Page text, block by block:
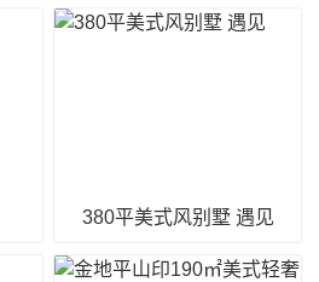
380平美式风别墅 遇见